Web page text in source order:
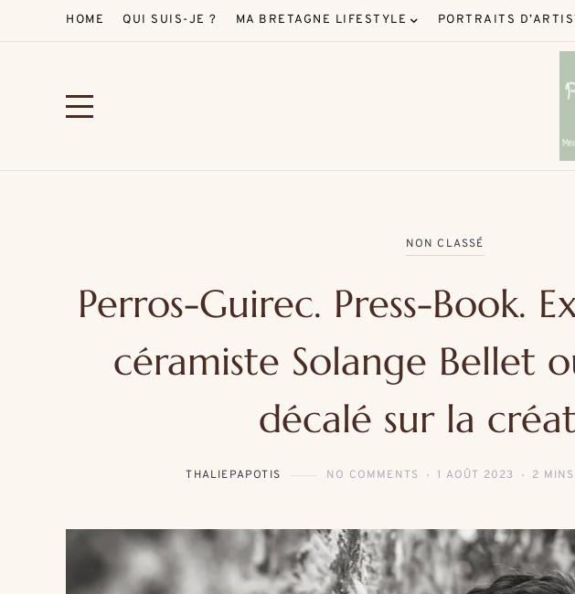
HOME QUI SUIS-JE ? MA BRETAGNE LIFESTYLE PORTRAITS
NON CLASSÉ
Perros-Guirec. Press-Book.
céramiste Solange Bellet
décalé sur la
THALIEPAPOTIS NO COMMENTS 1 AOÛT 2023 2